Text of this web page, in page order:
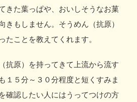
きた葉っぱや、おいしそうなお菓
きもしません。そうめん（抗原）
たことを教えてくれます。
抗原）を持ってきて上流から流す
１５分～３０分程度と短くすみま
確認したい人にはうってつけの方